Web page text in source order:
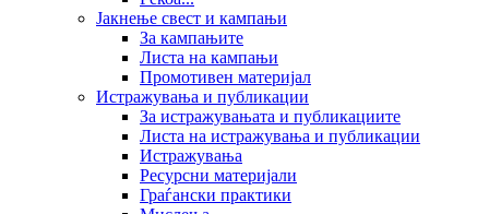
Јакнење свест и кампањи
За кампањите
Листа на кампањи
Промотивен материјал
Истражувања и публикации
За истражувањата и публикациите
Листа на истражувања и публикации
Истражувања
Ресурсни материјали
Граѓански практики